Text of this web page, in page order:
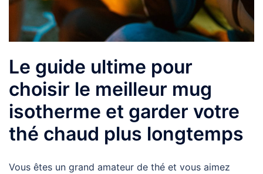
Le guide ultime pour
choisir le meilleur mug
isotherme et garder votre
thé chaud plus longtemps
Vous êtes un grand amateur de thé et vous aimez